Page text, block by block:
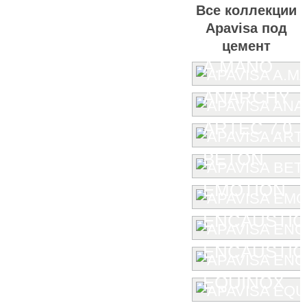
Все коллекции
Apavisa под
цемент
A.MANO
ANARCHY
ARTEC 7.0
BETON
EMOTION
ENCAUSTIC
EQUINOX